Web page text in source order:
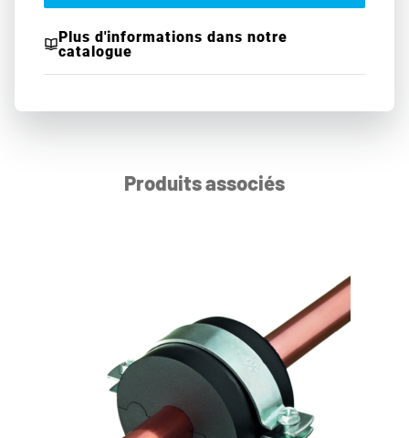
Plus d'informations dans notre
catalogue
Produits associés